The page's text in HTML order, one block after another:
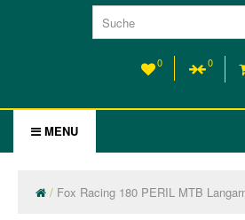
0 0
MENU
Fox Racing 180 PERIL MTB